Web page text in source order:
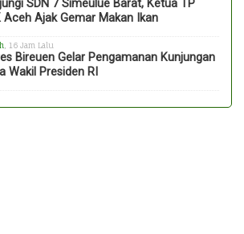
SDN 7 Simeulue Barat, Ketua TP
Aceh Ajak Gemar Makan Ikan
, 16 Jam Lalu
Bireuen Gelar Pengamanan Kunjungan
Wakil Presiden RI